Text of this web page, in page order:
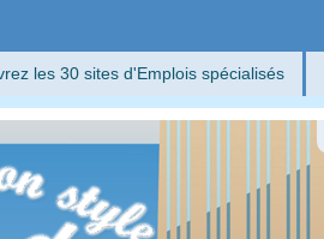
les 30 sites d'Emplois spécialisés